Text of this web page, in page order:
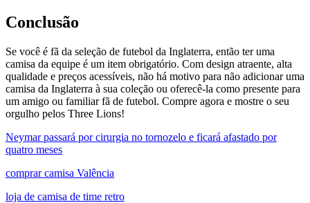
Conclusão
Se você é fã da seleção de futebol da Inglaterra, então ter uma
camisa da equipe é um item obrigatório. Com design atraente, alta
qualidade e preços acessíveis, não há motivo para não adicionar uma
camisa da Inglaterra à sua coleção ou oferecê-la como presente para
um amigo ou familiar fã de futebol. Compre agora e mostre o seu
orgulho pelos Three Lions!
Neymar passará por cirurgia no tornozelo e ficará afastado por
quatro meses
comprar camisa Valência
loja de camisa de time retro